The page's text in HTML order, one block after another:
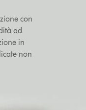
con
ad
in
non